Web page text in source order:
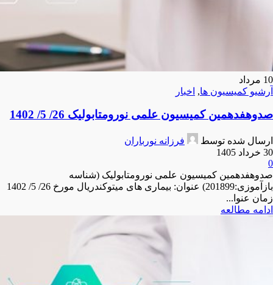
10 مرداد
آرشیو کمیسیون ها, اخبار
صدوهفدهمین کمیسیون علمی نورومتابولیک 26/ 5/ 1402
ارسال شده توسط
فرزانه نورباران
30 خرداد 1405
0
صدوهفدهمین کمیسیون علمی نورومتابولیک (شناسه
بازآموزی:201899) عنوان: بیماری های میتوکندریال مورخ 26/ 5/ 1402
زمان عنوا...
ادامه مطالعه